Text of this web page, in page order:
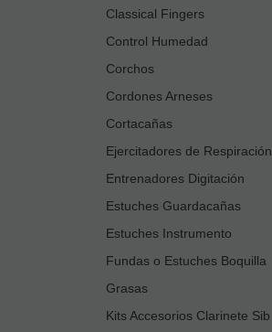
Classical Fingers
Control Humedad
Corchos
Cordones Arneses
Cortacañas
Ejercitadores de Respiración
Entrenadores Digitación
Estuches Guardacañas
Estuches Instrumento
Fundas o Estuches Boquilla
Grasas
Kits Accesorios Clarinete Sib